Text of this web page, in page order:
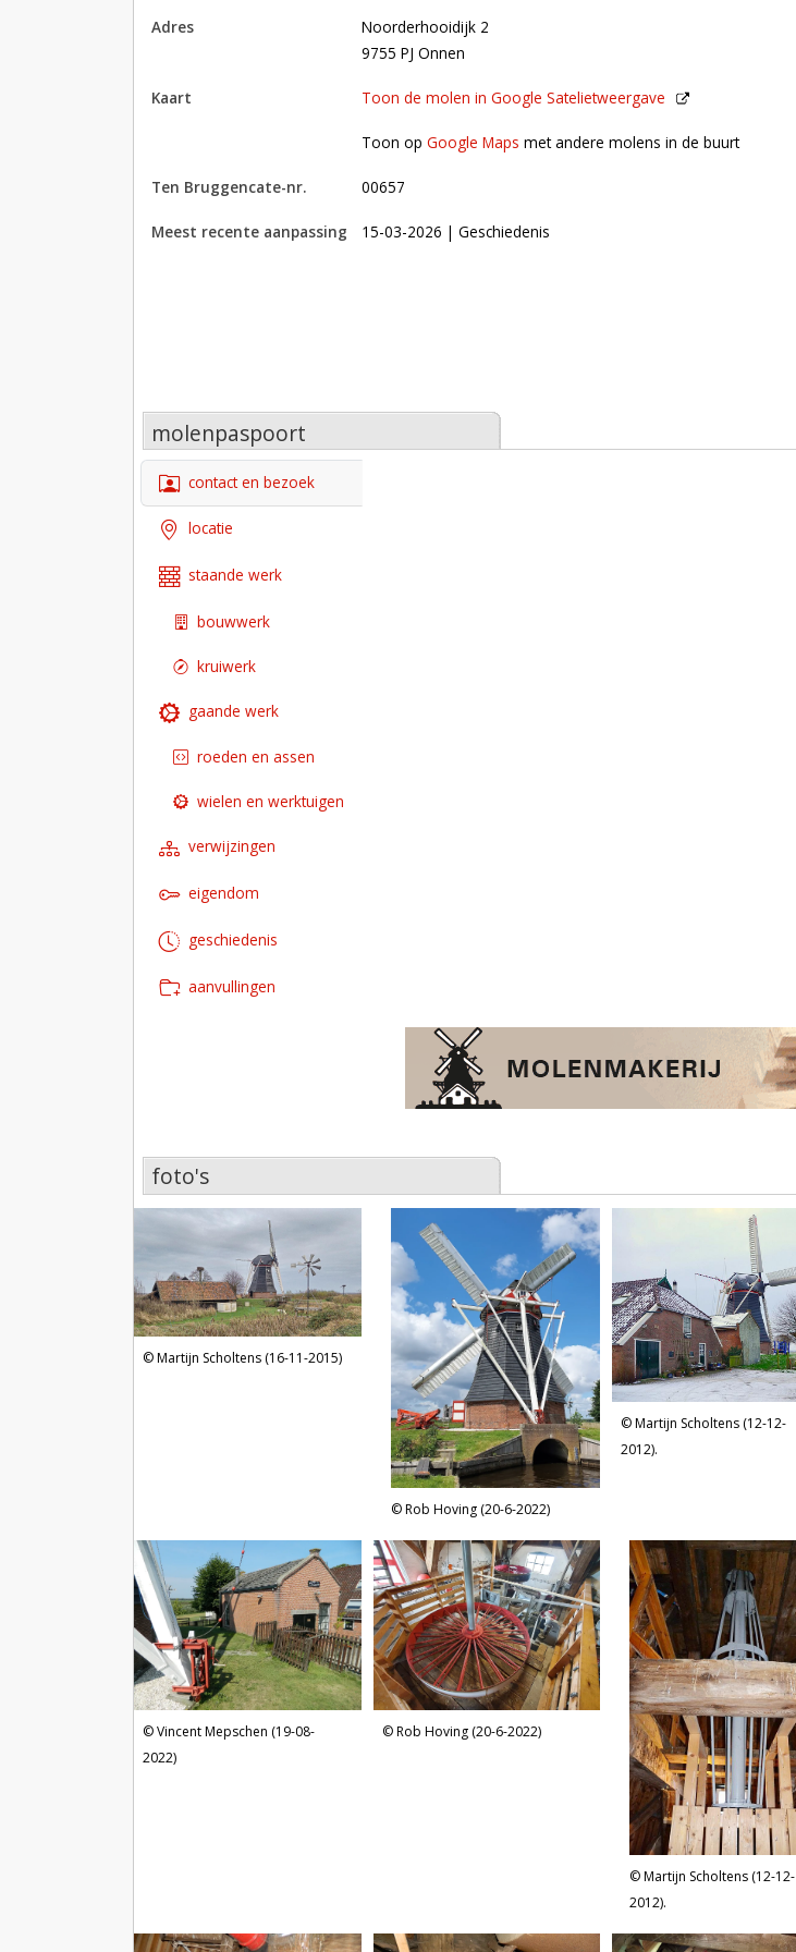
adres
Noorderhooidijk 2
9755 PJ Onnen
kaart Toon de molen in Google Satelietweergave
Toon op Google Maps met andere molens in de buurt
Toon op Google Maps met andere molens in de buurt
Ten Bruggencate-nr. 00657
Meest recente aanpassing 15-03-2026 | Geschiedenis
molenpaspoort
contact en bezoek
locatie
staande werk
bouwwerk
kruiwerk
gaande werk
roeden en assen
wielen en werktuigen
verwijzingen
eigendom
geschiedenis
aanvullingen
foto's
Martijn Scholtens (16-11-2015)
Rob Hoving (20-6-2022)
Martijn Scholtens (12-12-
2012).
Vincent Mepschen (19-08-
2022)
Rob Hoving (20-6-2022)
Martijn Scholtens (12-12-
2012).